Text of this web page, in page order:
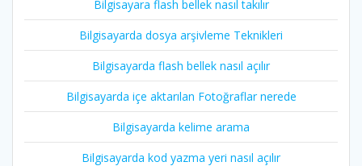
Bilgisayara flash bellek nasıl takılır
Bilgisayarda dosya arşivleme Teknikleri
Bilgisayarda flash bellek nasıl açılır
Bilgisayarda içe aktarılan Fotoğraflar nerede
Bilgisayarda kelime arama
Bilgisayarda kod yazma yeri nasıl açılır